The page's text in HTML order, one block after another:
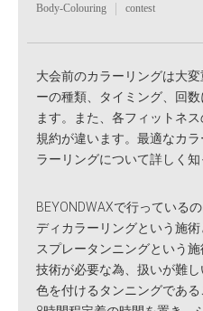
Body-Colouring
contest
大会前のカラーリングは大
ーの種類、タイミング、回
ます。また、各フィットネ
規約が違います。最適なカ
ラーリングについて詳しく
BEYONDWAXで行っている
ディカラーリングという施
スプレータンニングという
技術が必要な為、扱いが難
色を付けるタンニングであ